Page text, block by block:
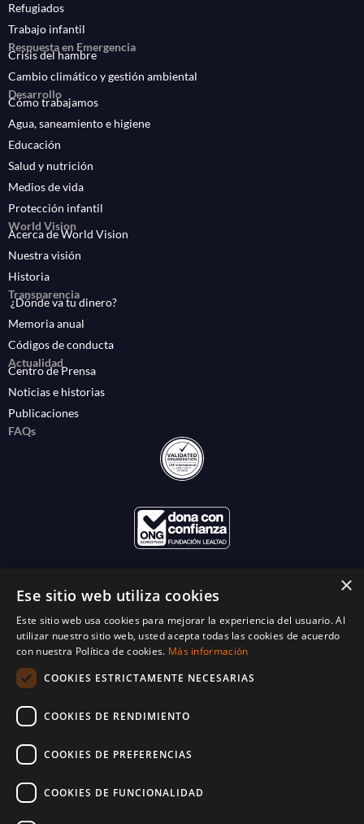
Refugiados
Trabajo infantil
Respuesta en Emergencia
Crisis del hambre
Cambio climático y gestión ambiental
Desarrollo
Cómo trabajamos
Agua, saneamiento e higiene
Educación
Salud y nutrición
Medios de vida
Protección infantil
World Vision
Acerca de World Vision
Nuestra visión
Historia
Transparencia
¿Dónde va tu dinero?
Memoria anual
Códigos de conducta
Actualidad
Centro de Prensa
Noticias e historias
Publicaciones
FAQs
×
Ese sitio web utiliza cookies
Este sitio web usa cookies para mejorar la experiencia del usuario. Al
utilizar nuestro sitio web, usted acepta todas las cookies de acuerdo
con nuestra Política de cookies. Más información
COOKIES ESTRICTAMENTE NECESARIAS
COOKIES DE RENDIMIENTO
COOKIES DE PREFERENCIAS
COOKIES DE FUNCIONALIDAD